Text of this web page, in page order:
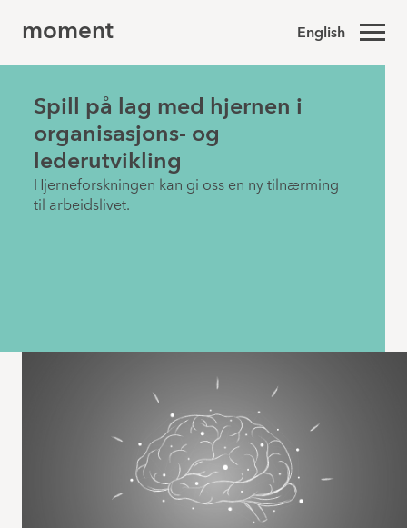
moment English
Spill på lag med hjernen i
organisasjons- og
lederutvikling
Hjerneforskningen kan gi oss en ny tilnærming
til arbeidslivet.